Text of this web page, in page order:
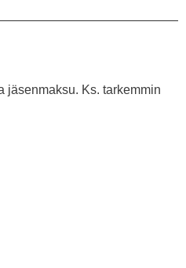
jäsenmaksu. Ks. tarkemmin